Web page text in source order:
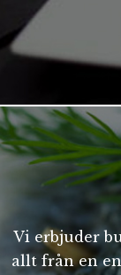
Vi erbjuder
allt från en